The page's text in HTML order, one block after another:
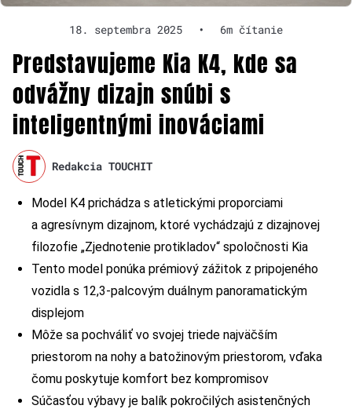
18. septembra 2025 • 6m čítanie
Predstavujeme Kia K4, kde sa
odvážny dizajn snúbi s
inteligentnými inováciami
Redakcia TOUCHIT
Model K4 prichádza s atletickými proporciami
a agresívnym dizajnom, ktoré vychádzajú z dizajnovej
filozofie „Zjednotenie protikladov“ spoločnosti Kia
Tento model ponúka prémiový zážitok z pripojeného
vozidla s 12,3-palcovým duálnym panoramatickým
displejom
Môže sa pochváliť vo svojej triede najväčším
priestorom na nohy a batožinovým priestorom, vďaka
čomu poskytuje komfort bez kompromisov
Súčasťou výbavy je balík pokročilých asistenčných